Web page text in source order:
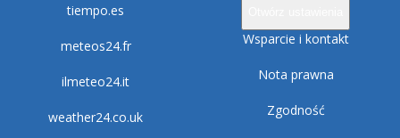
tiempo.es
meteos24.fr
ilmeteo24.it
weather24.co.uk
Wsparcie i kontakt
Nota prawna
Zgodność